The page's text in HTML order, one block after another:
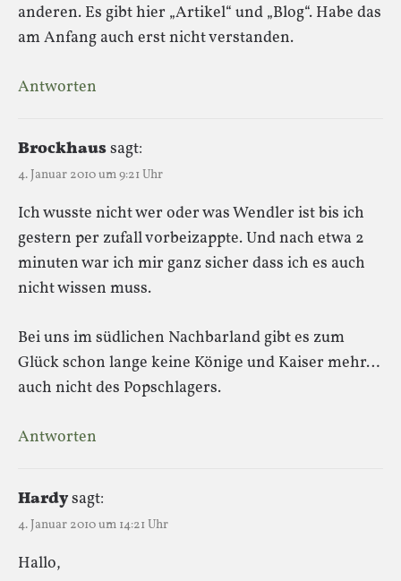
anderen. Es gibt hier „Artikel“ und „Blog“. Habe das
am Anfang auch erst nicht verstanden.
Antworten
Brockhaussagt:
4. Januar 2010 um 9:21 Uhr
Ich wusste nicht wer oder was Wendler ist bis ich
gestern per zufall vorbeizappte. Und nach etwa 2
minuten war ich mir ganz sicher dass ich es auch
nicht wissen muss.
Bei uns im südlichen Nachbarland gibt es zum
Glück schon lange keine Könige und Kaiser mehr…
auch nicht des Popschlagers.
Antworten
Hardysagt:
4. Januar 2010 um 14:21 Uhr
Hallo,